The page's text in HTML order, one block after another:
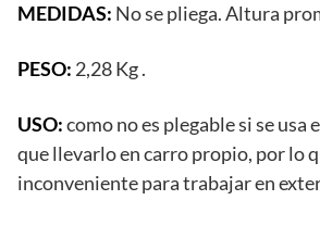
MEDIDAS: No se pliega. Altura
PESO: 2,28 Kg .
USO:como no es plegable si se usa
que llevarlo en carro propio, por lo
inconveniente para trabajar en